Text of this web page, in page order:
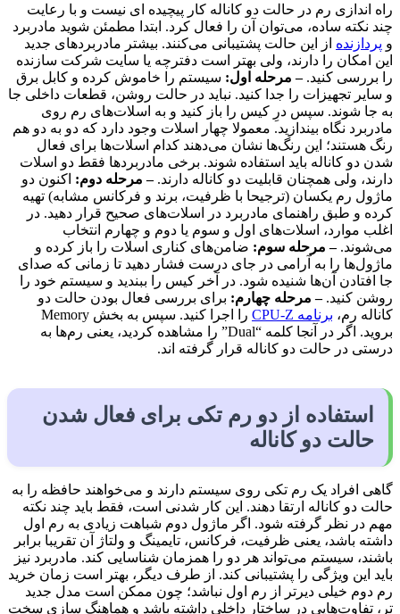
راه اندازی رم در حالت دو کاناله کار پیچیده ای نیست و با رعایت
چند نکته ساده، می‌توان آن را فعال کرد. ابتدا مطمئن شوید مادربرد
و پردازنده از این حالت پشتیبانی می‌کنند. بیشتر مادربردهای جدید
این امکان را دارند، ولی بهتر است دفترچه یا سایت شرکت سازنده
را بررسی کنید.– مرحله اول: سیستم را خاموش کرده و کابل برق
و سایر تجهیزات را جدا کنید. نباید در حالت روشن، قطعات داخلی جا
به جا شوند. سپس درِ کیس را باز کنید و به اسلات‌های رم روی
مادربرد نگاه بیندازید. معمولا چهار اسلات وجود دارد که دو به دو هم
رنگ هستند؛ این رنگ‌ها نشان می‌دهند کدام اسلات‌ها برای فعال
شدن دو کاناله باید استفاده شوند. برخی مادربردها فقط دو اسلات
دارند، ولی همچنان قابلیت دو کاناله دارند.– مرحله دوم: اکنون دو
ماژول رم یکسان (ترجیحا با ظرفیت، برند و فرکانس مشابه) تهیه
کرده و طبق راهنمای مادربرد در اسلات‌های صحیح قرار دهید. در
اغلب موارد، اسلات‌های اول و سوم یا دوم و چهارم انتخاب
می‌شوند.– مرحله سوم: ضامن‌های کناری اسلات را باز کرده و
ماژول‌ها را به آرامی در جای درست فشار دهید تا زمانی که صدای
جا افتادن آن‌ها شنیده شود. در آخر کیس را ببندید و سیستم خود را
روشن کنید.– مرحله چهارم: برای بررسی فعال بودن حالت دو
کاناله رم، برنامه CPU-Z
را اجرا کنید. سپس به بخش Memory
بروید. اگر در آنجا کلمه “Dual” را مشاهده کردید، یعنی رم‌ها به
درستی در حالت دو کاناله قرار گرفته اند.
استفاده از دو رم تکی برای فعال شدن
حالت دو کاناله
گاهی افراد یک رم تکی روی سیستم دارند و می‌خواهند حافظه را به
حالت دو کاناله ارتقا دهند. این کار شدنی است، فقط باید چند نکته
مهم در نظر گرفته شود. اگر ماژول دوم شباهت زیادی به رم اول
داشته باشد، یعنی ظرفیت، فرکانس، تایمینگ و ولتاژ آن تقریبا برابر
باشند، سیستم می‌تواند هر دو را همزمان شناسایی کند. مادربرد نیز
باید این ویژگی را پشتیبانی کند. از طرف دیگر، بهتر است زمان خرید
رم دوم خیلی دیرتر از رم اول نباشد؛ چون ممکن است مدل جدید
تر، تفاوت‌هایی در ساختار داخلی داشته باشد و هماهنگ سازی سخت